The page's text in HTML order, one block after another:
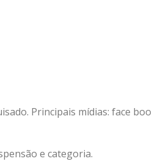
Principais mídias: face
e categoria.